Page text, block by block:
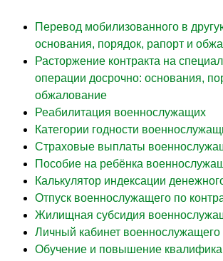
Перевод мобилизованного в
основания, порядок, рапорт и
Расторжение контракта на
операции досрочно: основания,
обжалование
Реабилитация военнослужащих
Категории годности
Страховые выплаты
Пособие на ребёнка
Калькулятор индексации
Отпуск военнослужащего по
Жилищная субсидия
Личный кабинет военнослужащего
Обучение и повышение